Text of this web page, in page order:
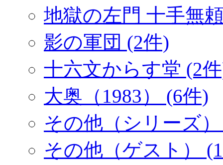
地獄の左門 十手無
影の軍団 (2件)
十六文からす堂 (2
大奥（1983） (6件)
その他（シリーズ
その他（ゲスト）